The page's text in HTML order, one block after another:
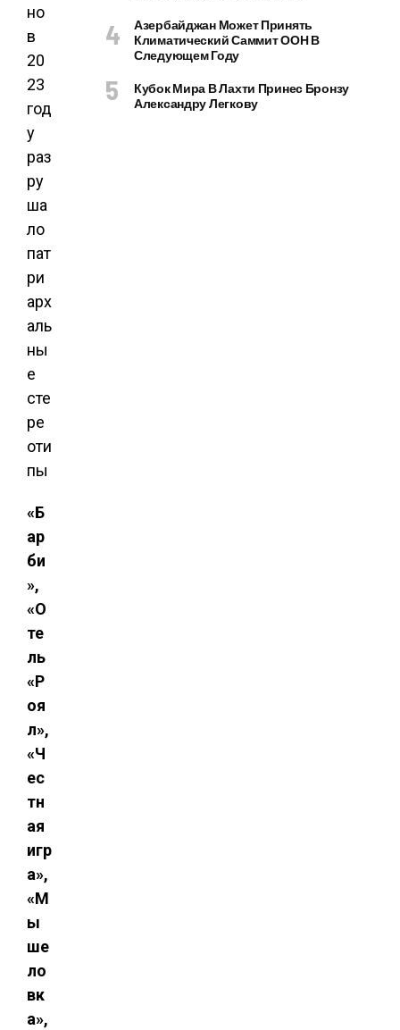
«Б
ар
би
»,
«О
те
ль
«Р
оя
л»,
«Ч
ес
тн
ая
игр
а»,
«М
ы
ше
ло
вк
а»,
Азербайджан Может Принять
Климатический Саммит ООН В
Следующем Году
Кубок Мира В Лахти Принес Бронзу
Александру Легкову